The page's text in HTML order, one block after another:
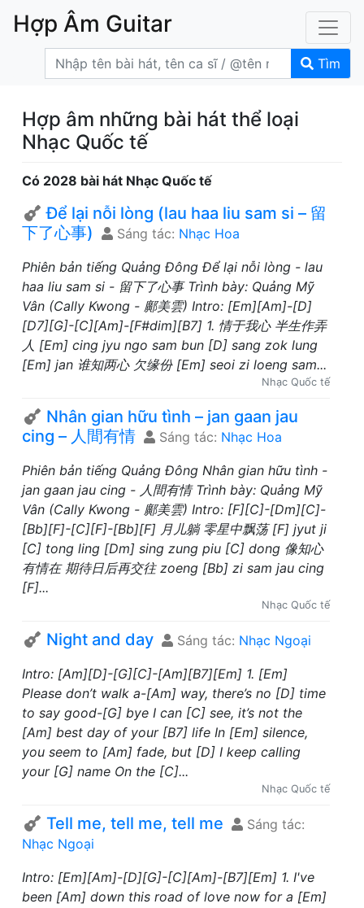
Hợp Âm Guitar
Tìm
Hợp âm những bài hát thể loại
Nhạc Quốc tế
Có 2028 bài hát Nhạc Quốc tế
Để lại nỗi lòng (lau haa liu sam si – 留
下了心事)
Sáng tác: Nhạc Hoa
Phiên bản tiếng Quảng Đông Để lại nỗi lòng - lau
haa liu sam si - 留下了心事 Trình bày: Quảng Mỹ
Vân (Cally Kwong - 鄺美雲) Intro: [Em][Am]-[D]
[D7][G]-[C][Am]-[F#dim][B7] 1. 情于我心 半生作弄
人 [Em] cing jyu ngo sam bun [D] sang zok lung
[Em] jan 谁知两心 欠缘份 [Em] seoi zi loeng sam...
Nhạc Quốc tế
Nhân gian hữu tình – jan gaan jau
cing – 人間有情
Sáng tác: Nhạc Hoa
Phiên bản tiếng Quảng Đông Nhân gian hữu tình -
jan gaan jau cing - 人間有情 Trình bày: Quảng Mỹ
Vân (Cally Kwong - 鄺美雲) Intro: [F][C]-[Dm][C]-
[Bb][F]-[C][F]-[Bb][F] 月儿躺 零星中飘荡 [F] jyut ji
[C] tong ling [Dm] sing zung piu [C] dong 像知心
有情在 期待日后再交往 zoeng [Bb] zi sam jau cing
[F]...
Nhạc Quốc tế
Night and day Sáng tác: Nhạc Ngoại
Intro: [Am][D]-[G][C]-[Am][B7][Em] 1. [Em]
Please don’t walk a-[Am] way, there’s no [D] time
to say good-[G] bye I can [C] see, it’s not the
[Am] best day of your [B7] life In [Em] silence,
you seem to [Am] fade, but [D] I keep calling
your [G] name On the [C]...
Nhạc Quốc tế
Tell me, tell me, tell me
Sáng tác:
Nhạc Ngoại
Intro: [Em][Am]-[D][G]-[C][Am]-[B7][Em] 1. I've
been [Am] down this road of love now for a [Em]